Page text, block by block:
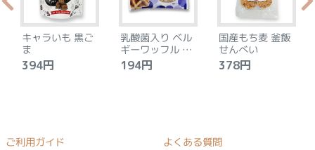
キャラいも 黒ご
ま
394円
乳酸菌入り ベル
ギーワッフル プ
レーン
194円
国産もち麦 釜飯
せんべい
378円
ご利用ガイド よくある質問